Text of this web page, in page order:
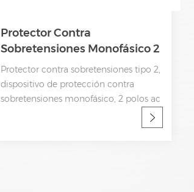
Protector Contra
Sobretensiones Monofásico 2
Polos 320V AC SPD
Protector contra sobretensiones tipo 2,
dispositivo de protección contra
sobretensiones monofásico, 2 polos ac